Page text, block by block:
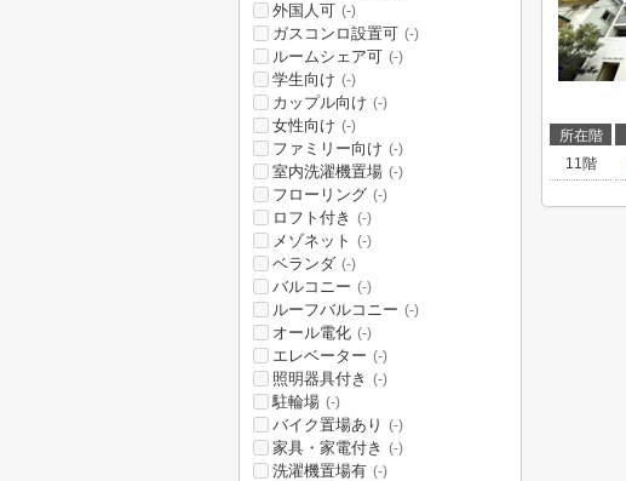
所在階
11階
外国人可 (-)
ガスコンロ設置可 (-)
ルームシェア可 (-)
学生向け (-)
カップル向け (-)
女性向け (-)
ファミリー向け (-)
室内洗濯機置場 (-)
フローリング (-)
ロフト付き (-)
メゾネット (-)
ベランダ (-)
バルコニー (-)
ルーフバルコニー (-)
オール電化 (-)
エレベーター (-)
照明器具付き (-)
駐輪場 (-)
バイク置場あり (-)
家具・家電付き (-)
洗濯機置場有 (-)